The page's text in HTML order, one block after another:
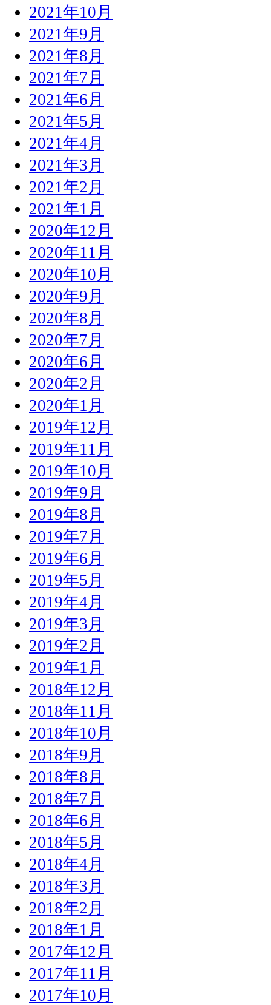
2021年10月
2021年9月
2021年8月
2021年7月
2021年6月
2021年5月
2021年4月
2021年3月
2021年2月
2021年1月
2020年12月
2020年11月
2020年10月
2020年9月
2020年8月
2020年7月
2020年6月
2020年2月
2020年1月
2019年12月
2019年11月
2019年10月
2019年9月
2019年8月
2019年7月
2019年6月
2019年5月
2019年4月
2019年3月
2019年2月
2019年1月
2018年12月
2018年11月
2018年10月
2018年9月
2018年8月
2018年7月
2018年6月
2018年5月
2018年4月
2018年3月
2018年2月
2018年1月
2017年12月
2017年11月
2017年10月